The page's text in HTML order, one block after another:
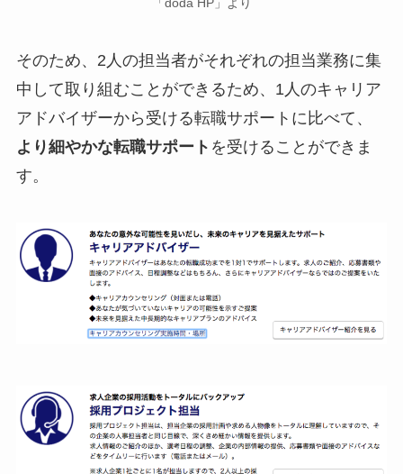
そのため、2人の担当者がそれぞれの担当業務に集
中して取り組むことができるため、1人のキャリア
アドバイザーから受ける転職サポートに比べて、
より細やかな転職サポート を受けることができま
す。